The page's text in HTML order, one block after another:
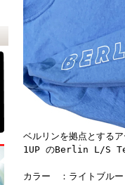
ベルリンを拠点とする
1UP のBerlin L/S
カラー ：ライトブルー